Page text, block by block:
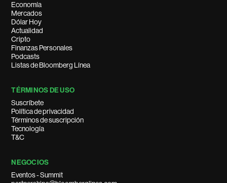
Economía
Mercados
Dólar Hoy
Actualidad
Cripto
Finanzas Personales
Podcasts
Listas de Bloomberg Línea
TÉRMINOS DE USO
Suscríbete
Política de privacidad
Términos de suscripción
Tecnología
T&C
NEGOCIOS
Eventos - Summit